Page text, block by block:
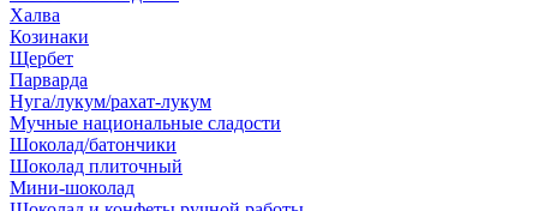
Халва
Козинаки
Щербет
Парварда
Нуга/лукум/рахат-лукум
Мучные национальные сладости
Шоколад/батончики
Шоколад плиточный
Мини-шоколад